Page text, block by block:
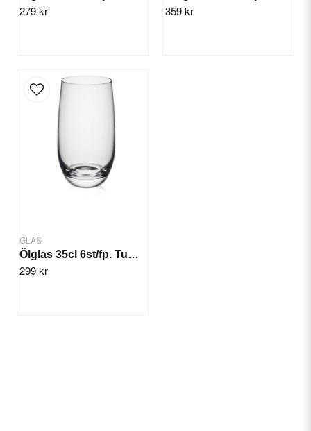
279 kr 359 kr
GLAS
Ölglas 35cl 6st/fp. Tumbler Rona
299 kr